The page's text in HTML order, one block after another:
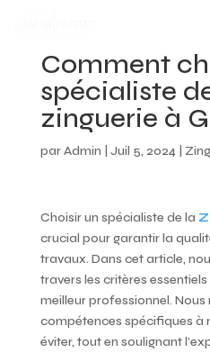
Comment
spécialiste
zinguerie à
parAdmin Juil 5, 2024|
Choisir un spécialiste de la
crucial pour garantir la
travaux. Dans cet article,
travers les critères
meilleur professionnel. Nous
compétences spécifiques à
éviter, tout en soulignant